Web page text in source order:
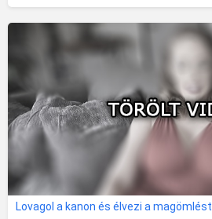
Lovagol a kanon és élvezi a magömlést